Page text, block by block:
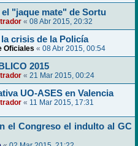
"jaque mate" de Sortu
« 08 Abr 2015, 20:32
crisis de la Policía
Oficiales « 08 Abr 2015, 00:54
2015
« 21 Mar 2015, 00:24
UO-ASES en Valencia
« 11 Mar 2015, 17:31
el Congreso el indulto al GC